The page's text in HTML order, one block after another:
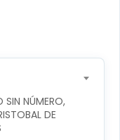
SIN NÚMERO,
DE